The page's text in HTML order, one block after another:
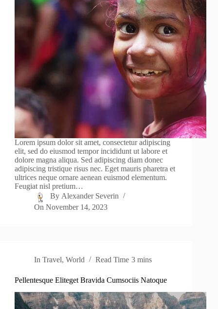
Lorem ipsum dolor sit amet, consectetur adipiscing
elit, sed do eiusmod tempor incididunt ut labore et
dolore magna aliqua. Sed adipiscing diam donec
adipiscing tristique risus nec. Eget mauris pharetra et
ultrices neque ornare aenean euismod elementum.
Feugiat nisl pretium…
By Alexander Severin
On November 14, 2023
In Travel,World Read Time 3 mins
Pellentesque Eliteget Bravida Cumsociis Natoque